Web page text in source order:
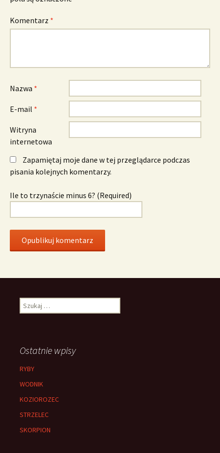
Komentarz *
Nazwa *
E-mail *
Witryna
internetowa
Zapamiętaj moje dane w tej przeglądarce podczas
pisania kolejnych komentarzy.
Ile to trzynaście minus 6? (Required)
Szukaj:
Ostatnie wpisy
RYBY
WODNIK
KOZIOROZEC
STRZELEC
SKORPION